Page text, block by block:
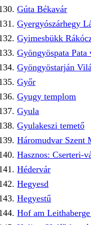
Gúta Békavár
Gyergyószárhegy
Gyimesbükk
Gyöngyöspata Pata
Gyöngyöstarján
Győr
Gyugy templom
Gyula
Gyulakeszi temető
Háromudvar Szent
Hasznos: Cserteri-
Hédervár
Hegyesd
Hegyestű
Hof am